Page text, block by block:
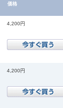
価格
4,200円
4,200円